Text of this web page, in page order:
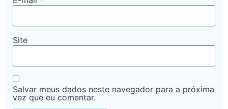
Site
Salvar meus dados neste navegador para a próxima
vez que eu comentar.